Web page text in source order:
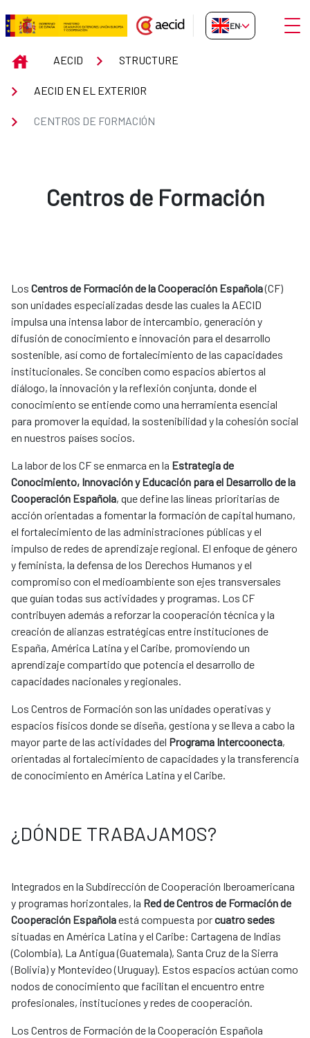
Skip to Main Content
Centros de Formación
EN-GB
INICIOAECID STRUCTURE
AECID EN EL EXTERIOR
CENTROS DE FORMACIÓN
Centros de Formación
Los Centros de Formación de la Cooperación Española(CF)
son unidades especializadas desde las cuales la AECID
impulsa una intensa labor de intercambio, generación y
difusión de conocimiento e innovación para el desarrollo
sostenible, así como de fortalecimiento de las capacidades
institucionales. Se conciben como espacios abiertos al
diálogo, la innovación y la reflexión conjunta, donde el
conocimiento se entiende como una herramienta esencial
para promover la equidad, la sostenibilidad y la cohesión social
en nuestros países socios.
La labor de los CF se enmarca en la Estrategia de
Conocimiento, Innovación y Educación para el Desarrollo de la
Cooperación Española, que define las líneas prioritarias de
acción orientadas a fomentar la formación de capital humano,
el fortalecimiento de las administraciones públicas y el
impulso de redes de aprendizaje regional. El enfoque de género
y feminista, la defensa de los Derechos Humanos y el
compromiso con el medioambiente son ejes transversales
que guían todas sus actividades y programas. Los CF
contribuyen además a reforzar la cooperación técnica y la
creación de alianzas estratégicas entre instituciones de
España, América Latina y el Caribe, promoviendo un
aprendizaje compartido que potencia el desarrollo de
capacidades nacionales y regionales.
Los Centros de Formación son las unidades operativas y
espacios físicos donde se diseña, gestiona y se lleva a cabo la
mayor parte de las actividades del Programa Intercoonecta,
orientadas al fortalecimiento de capacidades y la transferencia
de conocimiento en América Latina y el Caribe.
¿DÓNDE TRABAJAMOS?
Integrados en la Subdirección de Cooperación Iberoamericana
y programas horizontales, la Red de Centros de Formación de
Cooperación Españolaestá compuesta porcuatro sedes
situadas en América Latina y el Caribe: Cartagena de Indias
(Colombia), La Antigua (Guatemala), Santa Cruz de la Sierra
(Bolivia) y Montevideo (Uruguay). Estos espacios actúan como
nodos de conocimiento que facilitan el encuentro entre
profesionales, instituciones y redes de cooperación.
Los Centros de Formación de la Cooperación Española